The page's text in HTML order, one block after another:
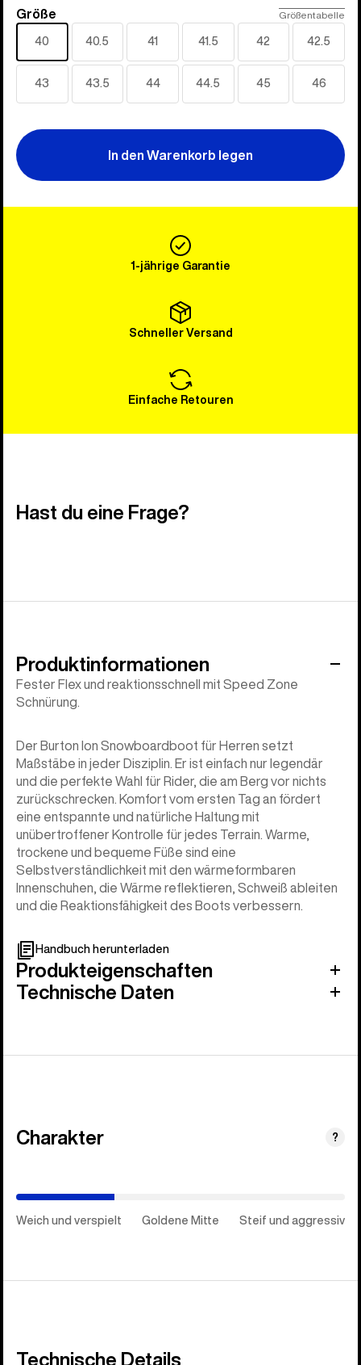
Größe
Größe Größentabelle
40 40.5 41 41.5 42 42.5
43 43.5 44 44.5 45 46
In den Warenkorb legen
1-jährige Garantie
Schneller Versand
Einfache Retouren
Hast du eine Frage?
Produktinformationen
Fester Flex und reaktionsschnell mit Speed Zone
Schnürung.
Der Burton Ion Snowboardboot für Herren setzt
Maßstäbe in jeder Disziplin. Er ist einfach nur legendär
und die perfekte Wahl für Rider, die am Berg vor nichts
zurückschrecken. Komfort vom ersten Tag an fördert
eine entspannte und natürliche Haltung mit
unübertroffener Kontrolle für jedes Terrain. Warme,
trockene und bequeme Füße sind eine
Selbstverständlichkeit mit den wärmeformbaren
Innenschuhen, die Wärme reflektieren, Schweiß ableiten
und die Reaktionsfähigkeit des Boots verbessern.
Handbuch herunterladen
Produkteigenschaften
Technische Daten
Charakter ?
Weich und verspielt Goldene Mitte Steif und aggressiv
Technische Details